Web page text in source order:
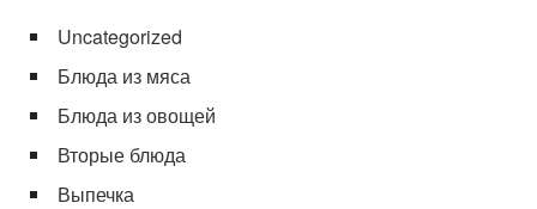
Uncategorized
Блюда из мяса
Блюда из овощей
Вторые блюда
Выпечка